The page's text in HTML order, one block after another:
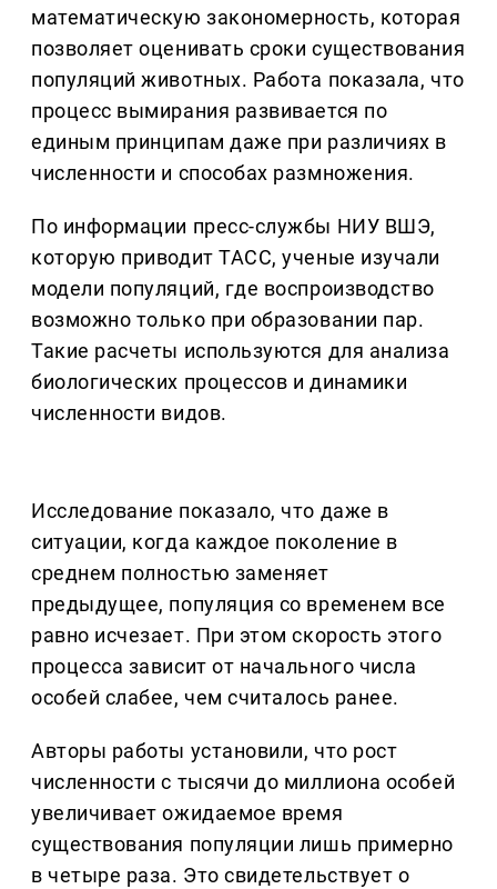
математическую закономерность, которая
позволяет оценивать сроки существования
популяций животных. Работа показала, что
процесс вымирания развивается по
единым принципам даже при различиях в
численности и способах размножения.
По информации пресс-службы НИУ ВШЭ,
которую приводит ТАСС, ученые изучали
модели популяций, где воспроизводство
возможно только при образовании пар.
Такие расчеты используются для анализа
биологических процессов и динамики
численности видов.
Исследование показало, что даже в
ситуации, когда каждое поколение в
среднем полностью заменяет
предыдущее, популяция со временем все
равно исчезает. При этом скорость этого
процесса зависит от начального числа
особей слабее, чем считалось ранее.
Авторы работы установили, что рост
численности с тысячи до миллиона особей
увеличивает ожидаемое время
существования популяции лишь примерно
в четыре раза. Это свидетельствует о